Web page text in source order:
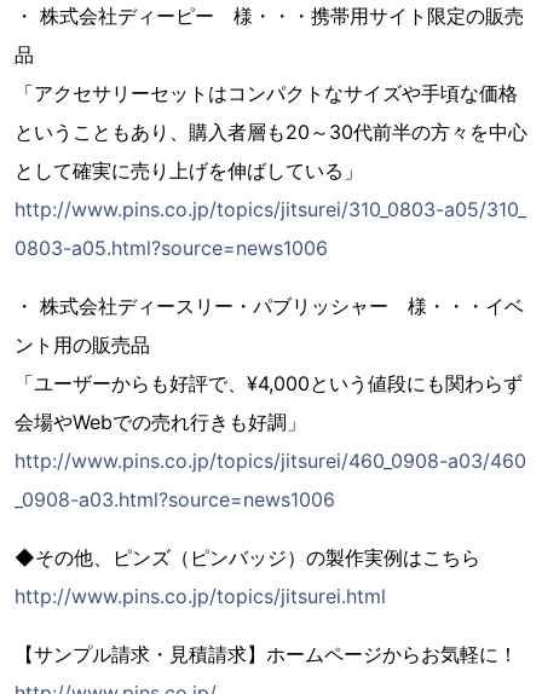
・ 株式会社ディーピー 様・・・携帯用サイト限定の販売
品
「アクセサリーセットはコンパクトなサイズや手頃な価格
ということもあり、購入者層も20～30代前半の方々を中心
として確実に売り上げを伸ばしている」
http://www.pins.co.jp/topics/jitsurei/310_0803-a05/310_
0803-a05.html?source=news1006
・ 株式会社ディースリー・パブリッシャー 様・・・イベ
ント用の販売品
「ユーザーからも好評で、¥4,000という値段にも関わらず
会場やWebでの売れ行きも好調」
http://www.pins.co.jp/topics/jitsurei/460_0908-a03/460
_0908-a03.html?source=news1006
◆その他、ピンズ（ピンバッジ）の製作実例はこちら
http://www.pins.co.jp/topics/jitsurei.html
【サンプル請求・見積請求】ホームページからお気軽に！